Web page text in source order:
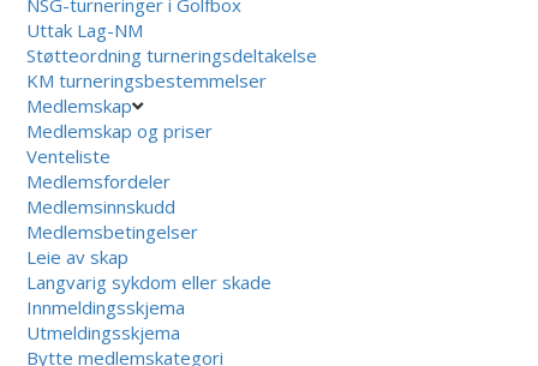
Uttak Lag-NM
Støtteordning turneringsdeltakelse
KM turneringsbestemmelser
Medlemskap
Medlemskap og priser
Venteliste
Medlemsfordeler
Medlemsinnskudd
Medlemsbetingelser
Leie av skap
Langvarig sykdom eller skade
Innmeldingsskjema
Utmeldingsskjema
Bytte medlemskategori